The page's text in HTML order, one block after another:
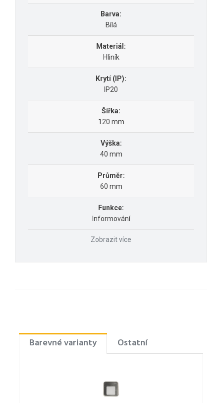
Barva:
Bílá
Materiál:
Hliník
Krytí (IP):
IP20
Šířka:
120 mm
Výška:
40 mm
Průměr:
60 mm
Funkce:
Informování
Zobrazit více
Barevné varianty Ostatní